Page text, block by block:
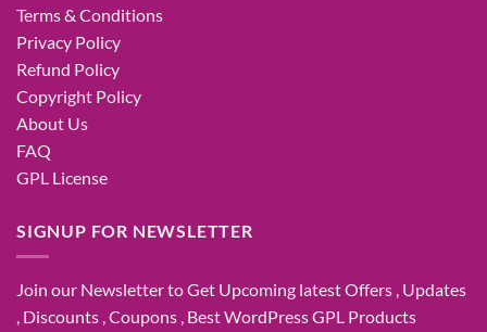
Terms & Conditions
Privacy Policy
Refund Policy
Copyright Policy
About Us
FAQ
GPL License
SIGNUP FOR NEWSLETTER
Join our Newsletter to Get Upcoming latest Offers , Updates
, Discounts , Coupons , Best WordPress GPL Products